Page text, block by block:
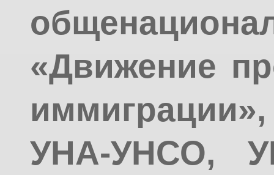
«Движение
УНА-УНСО,